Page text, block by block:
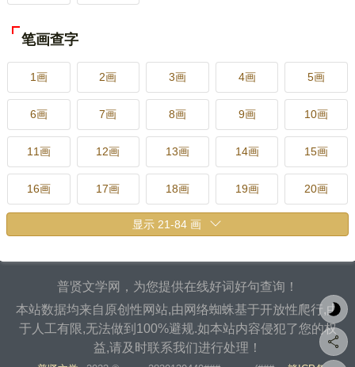
笔画查字
1画 2画 3画 4画 5画
6画 7画 8画 9画 10画
11画 12画 13画 14画 15画
16画 17画 18画 19画 20画
23画
26画 27画 28画 29画 30画
35画
36画 37画 38画 39画 40画
普贤文学网，为您提供在线好词好句查询！
本站数据均来自原创性网站,由网络蜘蛛基于开放性爬行,由
于人工有限,无法做到100%避规.如本站内容侵犯了您的权
益,请及时联系我们进行处理！